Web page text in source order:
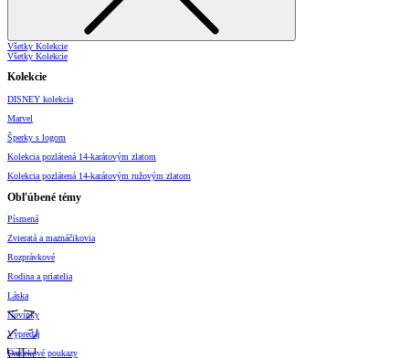
Všetky Kolekcie
Všetky Kolekcie
Kolekcie
DISNEY kolekcia
Marvel
Šperky s logom
Kolekcia pozlátená 14-karátovým zlatom
Kolekcia pozlátená 14-karátovým ružovým zlatom
Obľúbené témy
Písmená
Zvieratá a maznáčikovia
Rozprávkové
Rodina a priatelia
Láska
Novinky
Výpredaj
Darčekové poukazy